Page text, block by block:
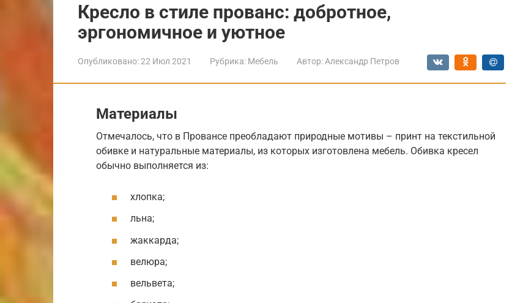
Кресло в стиле прованс: добротное,
эргономичное и уютное
Опубликовано:22 Июл 2021 Рубрика: Мебель Автор: Александр Петров
Материалы
Отмечалось, что в Провансе преобладают природные мотивы – принт на текстильной
обивке и натуральные материалы, из которых изготовлена мебель. Обивка кресел
обычно выполняется из:
хлопка;
льна;
жаккарда;
велюра;
вельвета;